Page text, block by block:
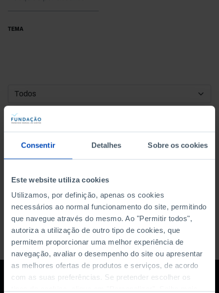
Consentir Detalhes Sobre os cookies
Este website utiliza cookies
Utilizamos, por definição, apenas os cookies
necessários ao normal funcionamento do site, permitindo
que navegue através do mesmo. Ao "Permitir todos",
autoriza a utilização de outro tipo de cookies, que
permitem proporcionar uma melhor experiência de
navegação, avaliar o desempenho do site ou apresentar
as melhores ofertas de produtos e serviços, de acordo
com as suas preferências. Se pretender escolher os
TEMA
DATA DE INÍCIO
DATA DE FIM